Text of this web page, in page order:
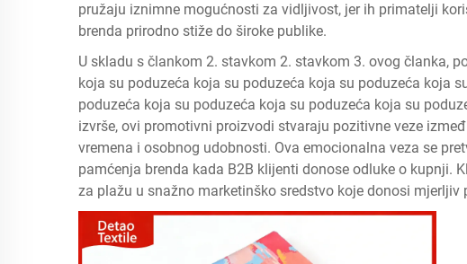
pružaju iznimne mogućnosti za vidljivost, jer ih primatelji
brenda prirodno stiže do široke publike.
U skladu s člankom 2. stavkom 2. stavkom 3. ovog članka,
koja su poduzeća koja su poduzeća koja su poduzeća koja
poduzeća koja su poduzeća koja su poduzeća koja su
izvrše, ovi promotivni proizvodi stvaraju pozitivne veze
vremena i osobnog udobnosti. Ova emocionalna veza se
pamćenja brenda kada B2B klijenti donose odluke o kupnji.
za plažu u snažno marketinško sredstvo koje donosi mjerljiv